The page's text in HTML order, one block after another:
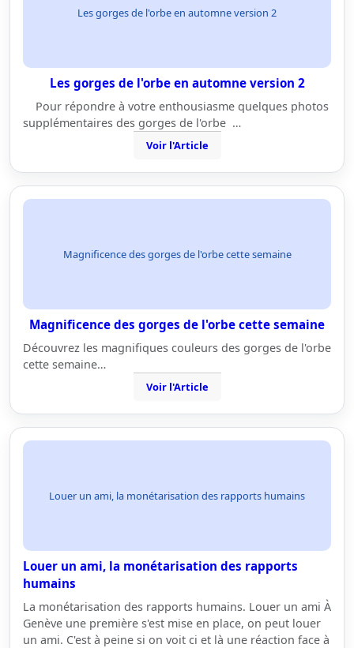
Les gorges de l'orbe en automne version 2
Les gorges de l'orbe en automne version 2
Pour répondre à votre enthousiasme quelques photos
supplémentaires des gorges de l'orbe …
Voir l'Article
Magnificence des gorges de l'orbe cette semaine
Magnificence des gorges de l'orbe cette semaine
Découvrez les magnifiques couleurs des gorges de l'orbe
cette semaine…
Voir l'Article
Louer un ami, la monétarisation des rapports humains
Louer un ami, la monétarisation des rapports
humains
La monétarisation des rapports humains. Louer un ami À
Genève une première s'est mise en place, on peut louer
un ami. C'est à peine si on voit ci et là une réaction face à